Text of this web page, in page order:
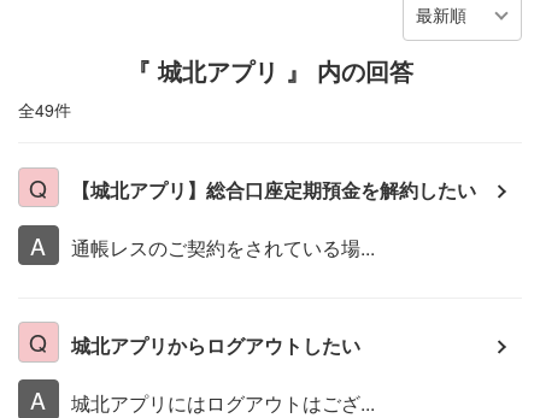
最新順
『 城北アプリ 』 内の回答
全49件
【城北アプリ】総合口座定期預金を解約したい
通帳レスのご契約をされている場...
城北アプリからログアウトしたい
城北アプリにはログアウトはござ...